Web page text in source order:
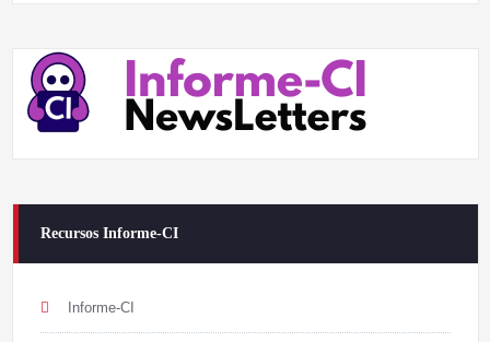
Recursos Informe-CI
Informe-CI